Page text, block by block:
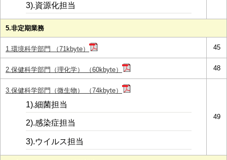
3).資源化担当
5.非定期業務
1.環境科学部門 （71kbyte） 45
2.保健科学部門（理化学） （60kbyte） 48
3.保健科学部門（微生物） （74kbyte）
1).細菌担当
2).感染症担当
3).ウイルス担当
49